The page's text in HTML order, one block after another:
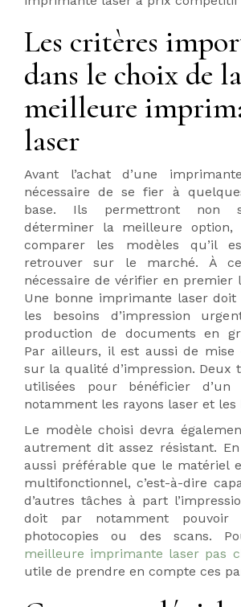
Les critères
dans le choix de la
meilleure
laser
Avant l’achat d’une
nécessaire de se fier à
base. Ils permettront non
déterminer la meilleure option,
comparer les modèles qu’il
retrouver sur le marché. À
nécessaire de vérifier en premier
Une bonne imprimante laser
les besoins d’impression
production de documents en
Par ailleurs, il est aussi de mise
sur la qualité d’impression. Deux
utilisées pour bénéficier d’un
notamment les rayons laser et les
Le modèle choisi devra
autrement dit assez résistant.
aussi préférable que le matériel
multifonctionnel, c’est-à-dire
d’autres tâches à part
doit par notamment pouvoir
photocopies ou des scans.
meilleure imprimante laser pas
utile de prendre en compte ces